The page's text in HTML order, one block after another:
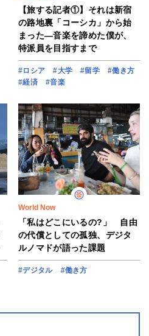
【旅する記者①】それは新宿
の路地裏「コーシカ」から始
まった―音楽を諦めた僕が、
特派員を目指すまで
#ロシア #大学 #留学
#働き方
#経済
#音楽
World Now
「私はどこにいるの?」 自由
の代償としての孤独、デジタ
ルノマドが語った課題
#デジタル #働き方